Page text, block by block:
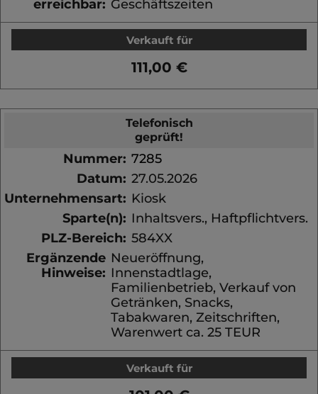
erreichbar: Geschäftszeiten
Verkauft für
111,00 €
Telefonisch
geprüft!
Nummer: 7285
Datum: 27.05.2026
Unternehmensart: Kiosk
Sparte(n): Inhaltsvers., Haftpflichtvers.
PLZ-Bereich: 584XX
Ergänzende
Hinweise:
Neueröffnung,
Innenstadtlage,
Familienbetrieb, Verkauf von
Getränken, Snacks,
Tabakwaren, Zeitschriften,
Warenwert ca. 25 TEUR
Verkauft für